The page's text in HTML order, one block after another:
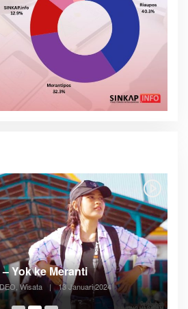
Semua Siklus Hidup
VIDEO 27 Desember 2023